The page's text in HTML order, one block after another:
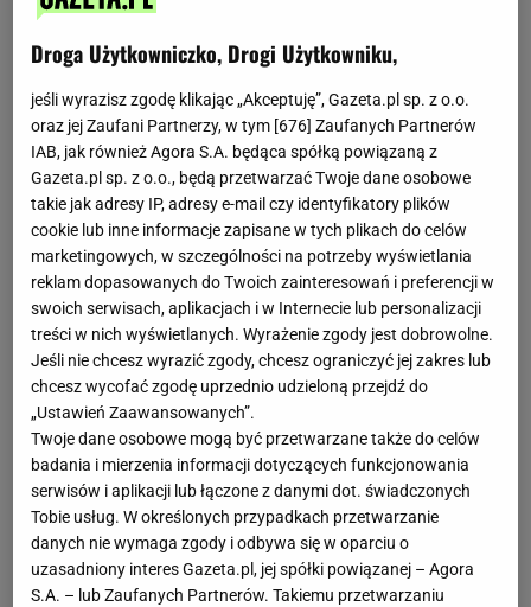
Woda jest nieodzownym składnikiem w każdej kuchni.
Przyda się nie tylko do przyrządzania napojów czy też zup,
ale także rozrzedzania sosów. Dolewa się ją również
niekiedy do zbyt twardego ciasta kruchego.
Woda - wartości odżywcze
Wartość energetyczna 0.0 kcal
Tłuszcze 0.0 g
Nasycone 0.0 g
Droga Użytkowniczko, Drogi Użytkowniku,
jeśli wyrazisz zgodę klikając „Akceptuję”, Gazeta.pl sp. z o.o.
oraz jej Zaufani Partnerzy, w tym [676] Zaufanych Partnerów
IAB, jak również Agora S.A. będąca spółką powiązaną z
Gazeta.pl sp. z o.o., będą przetwarzać Twoje dane osobowe
takie jak adresy IP, adresy e-mail czy identyfikatory plików
cookie lub inne informacje zapisane w tych plikach do celów
marketingowych, w szczególności na potrzeby wyświetlania
reklam dopasowanych do Twoich zainteresowań i preferencji w
swoich serwisach, aplikacjach i w Internecie lub personalizacji
treści w nich wyświetlanych. Wyrażenie zgody jest dobrowolne.
Jeśli nie chcesz wyrazić zgody, chcesz ograniczyć jej zakres lub
chcesz wycofać zgodę uprzednio udzieloną przejdź do
„Ustawień Zaawansowanych”.
Twoje dane osobowe mogą być przetwarzane także do celów
badania i mierzenia informacji dotyczących funkcjonowania
serwisów i aplikacji lub łączone z danymi dot. świadczonych
Tobie usług. W określonych przypadkach przetwarzanie
danych nie wymaga zgody i odbywa się w oparciu o
uzasadniony interes Gazeta.pl, jej spółki powiązanej – Agora
S.A. – lub Zaufanych Partnerów. Takiemu przetwarzaniu